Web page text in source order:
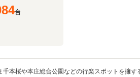
台
本桜や本庄総合公園などの行楽スポットを擁